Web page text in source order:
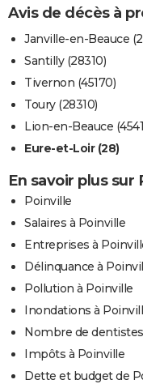
Avis de décès à
Janville-en-Beauce
Santilly (28310)
Tivernon (45170)
Toury (28310)
Lion-en-Beauce
Eure-et-Loir (28)
En savoir plus sur
Poinville
Salaires à Poinville
Entreprises à
Délinquance à
Pollution à Poinville
Inondations à
Nombre de
Impôts à Poinville
Dette et budget de